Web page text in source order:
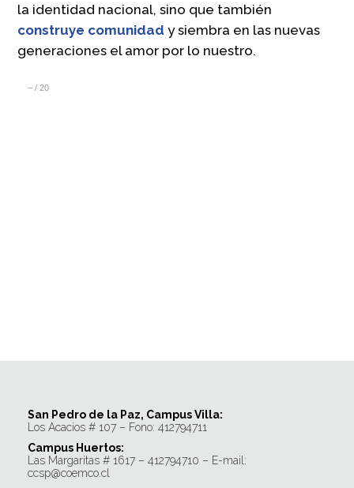
la identidad nacional, sino que también
construye comunidad y siembra en las nuevas
generaciones el amor por lo nuestro.
– /20
San Pedro de la Paz, Campus Villa:
Los Acacios # 107 – Fono: 412794711
Campus Huertos:
Las Margaritas # 1617 – 412794710 – E-mail:
ccsp@coemco.cl